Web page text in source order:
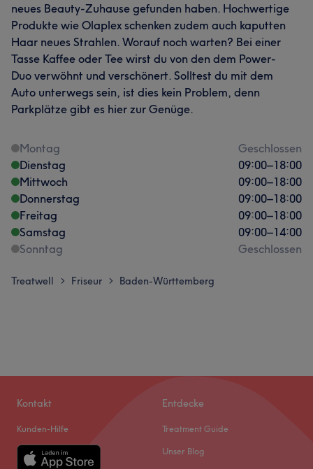
neues Beauty-Zuhause gefunden haben. Hochwertige
Produkte wie Olaplex schenken zudem auch kaputten
Haar neues Strahlen. Worauf noch warten? Bei einer
Tasse Kaffee oder Tee wirst du von den dem Power-
Duo verwöhnt und verschönert. Solltest du mit dem
Auto unterwegs sein, ist dies kein Problem, denn
Parkplätze gibt es hier zur Genüge.
Montag
Geschlossen
Dienstag
09:00–18:00
Mittwoch
09:00–18:00
Donnerstag
09:00–18:00
Freitag
09:00–18:00
Samstag
09:00–14:00
Sonntag
Geschlossen
Treatwell > Friseur > Baden-Württemberg
Kontakt
Kunden-Hilfe
Entdecke
Treatment Guide
Unser Blog